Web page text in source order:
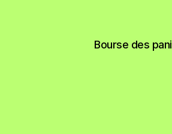
Bourse des